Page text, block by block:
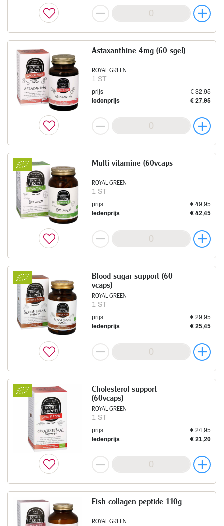
ROYAL GREEN
1 ST
Astaxanthine 4mg (60 sgel)
prijs
€ 32,95
ledenprijs
€ 27,95
ROYAL GREEN
1 ST
Multi vitamine (60vcaps
prijs
€ 49,95
ledenprijs
€ 42,45
ROYAL GREEN
1 ST
Blood sugar support (60
vcaps)
prijs
€ 29,95
ledenprijs
€ 25,45
ROYAL GREEN
1 ST
Cholesterol support
(60vcaps)
prijs
€ 24,95
ledenprijs
€ 21,20
ROYAL GREEN
Fish collagen peptide 110g